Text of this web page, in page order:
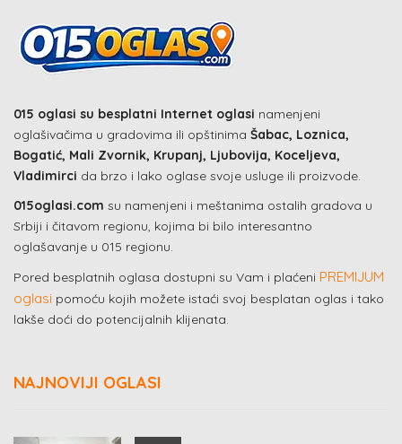
015 oglasi su besplatni Internet oglasi namenjeni
oglašivačima u gradovima ili opštinima Šabac, Loznica,
Bogatić, Mali Zvornik, Krupanj, Ljubovija, Koceljeva,
Vladimirci da brzo i lako oglase svoje usluge ili proizvode.
015oglasi.com su namenjeni i meštanima ostalih gradova u
Srbiji i čitavom regionu, kojima bi bilo interesantno
oglašavanje u 015 regionu.
Pored besplatnih oglasa dostupni su Vam i plaćeni PREMIJUM
oglasi pomoću kojih možete istaći svoj besplatan oglas i tako
lakše doći do potencijalnih klijenata.
NAJNOVIJI OGLASI